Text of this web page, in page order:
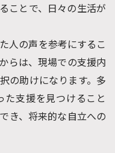
ことで、日々の生活が
人の声を参考にするこ
らは、現場での支援内
の助けになります。多
支援を見つけること
き、将来的な自立への